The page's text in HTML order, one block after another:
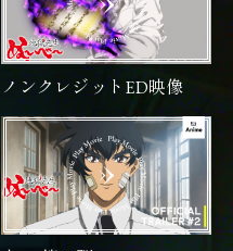
ノンクレジットED映像